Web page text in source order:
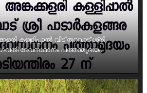
കള്ളിപ്പാൽ വീട് തറവാട് ശ്രീ
ദേവസ്ഥാനം പത്താമുദയം